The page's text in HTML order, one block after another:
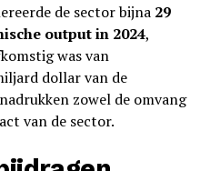
de sector bijna 29
output in 2024,
was van
dollar van de
zowel de omvang
van de sector.